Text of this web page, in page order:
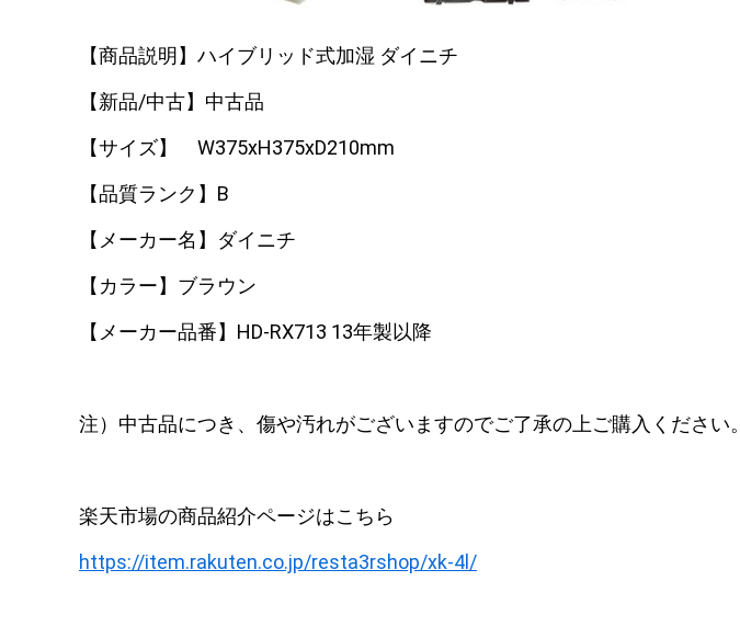
【商品説明】ハイブリッド式加湿 ダイニチ
【新品/中古】中古品
【サイズ】 W375xH375xD210mm
【品質ランク】B
【メーカー名】ダイニチ
【カラー】ブラウン
【メーカー品番】HD-RX713 13年製以降
注）中古品につき、傷や汚れがございますのでご了承の上ご購入ください。
楽天市場の商品紹介ページはこちら
https://item.rakuten.co.jp/resta3rshop/xk-4l/